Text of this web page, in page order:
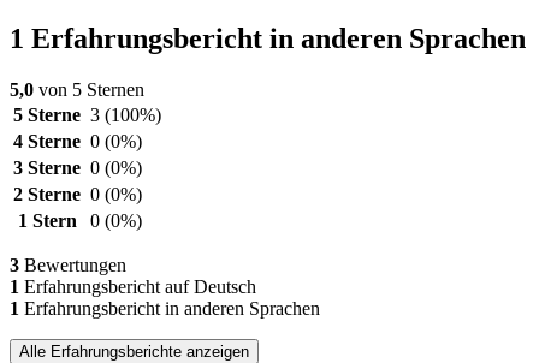
1 Erfahrungsbericht in anderen Sprachen
5,0 von 5 Sternen
5 Sterne 3 (100%)
4 Sterne 0 (0%)
3 Sterne 0 (0%)
2 Sterne 0 (0%)
1 Stern
0 (0%)
3 Bewertungen
1 Erfahrungsbericht auf Deutsch
1 Erfahrungsbericht in anderen Sprachen
Alle Erfahrungsberichte anzeigen